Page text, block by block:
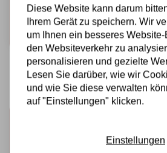
€22,75 Auf Lager
Schnell
hinzufügen
Erhalten Sie als Erster unsere
Diese Website kann darum
Ihrem Gerät zu speichern. Wir
um Ihnen ein besseres
den Websiteverkehr zu
personalisieren und gezielte
Lesen Sie darüber, wie wir
und wie Sie diese verwalten
auf "Einstellungen" klicken.
Einstellungen